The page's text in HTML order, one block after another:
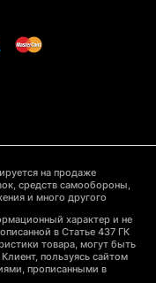
на продаже
средств самообороны,
и много другого
характер и не
в Статье 437 ГК
товара, могут быть
пользуясь сайтом
прописанными в